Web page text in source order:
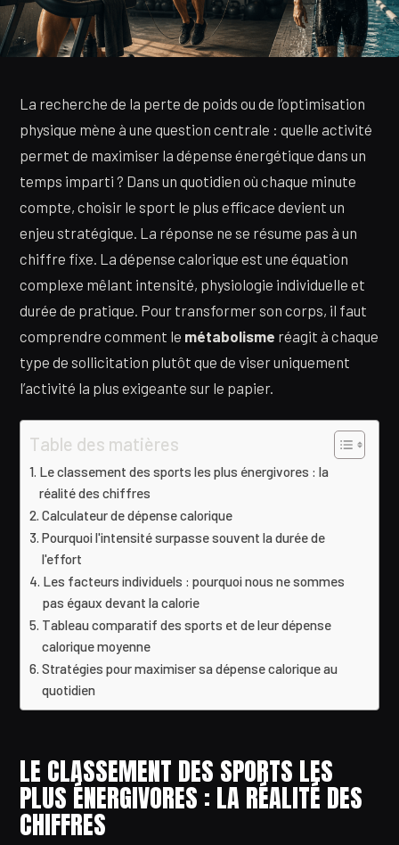
La recherche de la perte de poids ou de l’optimisation
physique mène à une question centrale : quelle activité
permet de maximiser la dépense énergétique dans un
temps imparti ? Dans un quotidien où chaque minute
compte, choisir le sport le plus efficace devient un
enjeu stratégique. La réponse ne se résume pas à un
chiffre fixe. La dépense calorique est une équation
complexe mêlant intensité, physiologie individuelle et
durée de pratique. Pour transformer son corps, il faut
comprendre comment le métabolisme réagit à chaque
type de sollicitation plutôt que de viser uniquement
l’activité la plus exigeante sur le papier.
Table des matières
Le classement des sports les plus énergivores : la
réalité des chiffres
Calculateur de dépense calorique
Pourquoi l'intensité surpasse souvent la durée de
l'effort
Les facteurs individuels : pourquoi nous ne sommes
pas égaux devant la calorie
Tableau comparatif des sports et de leur dépense
calorique moyenne
Stratégies pour maximiser sa dépense calorique au
quotidien
LE CLASSEMENT DES SPORTS LES
PLUS ÉNERGIVORES : LA RÉALITÉ DES
CHIFFRES